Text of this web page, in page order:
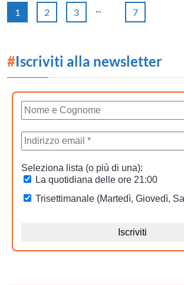
1 2 3 ... 7
#Iscriviti alla newsletter